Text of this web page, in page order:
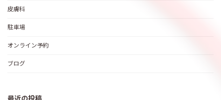
皮膚科
駐車場
オンライン予約
ブログ
最近の投稿